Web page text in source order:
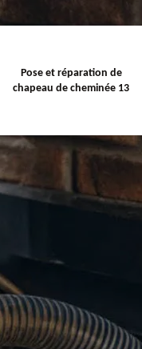
Pose et réparation de
chapeau de cheminée 13